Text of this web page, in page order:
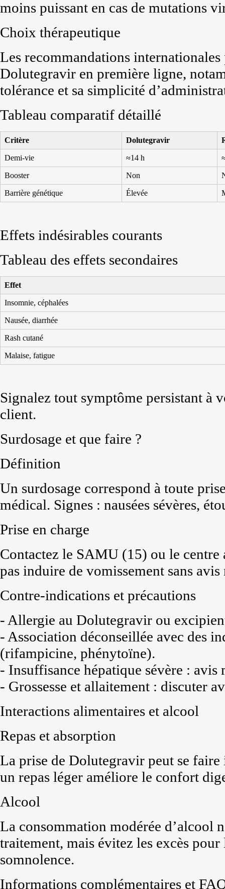
moins puissant en cas de mutations
Choix thérapeutique
Les recommandations
Dolutegravir en première ligne,
tolérance et sa simplicité
Tableau comparatif détaillé
Critère Dolutegravir
Demi-vie ≈14 h
Booster Non
Barrière génétique Élevée
Effets indésirables courants
Tableau des effets secondaires
Effet
Insomnie, céphalées
Nausée, diarrhée
Rash cutané
Malaise, fatigue
Signalez tout symptôme persistant à
client.
Surdosage et que faire ?
Définition
Un surdosage correspond à toute
médical. Signes : nausées sévères,
Prise en charge
Contactez le SAMU (15) ou le
pas induire de vomissement sans
Contre-indications et précautions
- Allergie au Dolutegravir ou
- Association déconseillée avec des
(rifampicine, phénytoïne).
- Insuffisance hépatique sévère : avis
- Grossesse et allaitement : discuter
Interactions alimentaires et alcool
Repas et absorption
La prise de Dolutegravir peut se faire
un repas léger améliore le confort
Alcool
La consommation modérée d’alcool
traitement, mais évitez les excès
somnolence.
Informations complémentaires et